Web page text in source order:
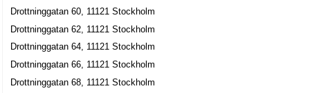
Drottninggatan 102, 11160 Stockholm
Weop AB
John Börje Daniels
Drottninggatan 102 2 Tr, 11160 Stockholm
Drottninggatan 60, 11121 Stockholm
Drottninggatan 62, 11121 Stockholm
Drottninggatan 64, 11121 Stockholm
Drottninggatan 66, 11121 Stockholm
Drottninggatan 68, 11121 Stockholm